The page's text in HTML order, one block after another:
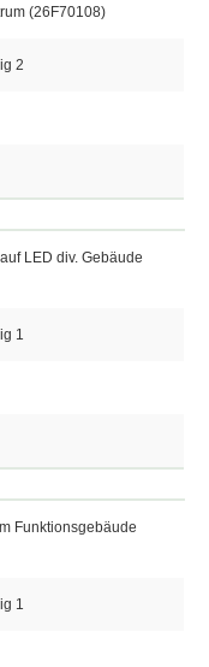
(26F70108)
2
LED div. Gebäude
1
Funktionsgebäude
1